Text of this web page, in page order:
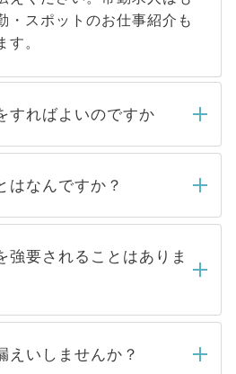
・スポットのお仕事紹介も
。
すればよいのですか
ましたら、弊社担当者がご
し、その後メールもしくは
業日以内にはご連絡をせて
で、しばらくお待ちくださ
はなんですか？
で取り扱っている求人の
Webサイトからご覧いただ
求人」です。非公開求人は
って、一般には公開してい
けるため 人気のある医療機
強要されることはありま
要することは一切ありませ
応募先から内定をいただい
えいしませんか？